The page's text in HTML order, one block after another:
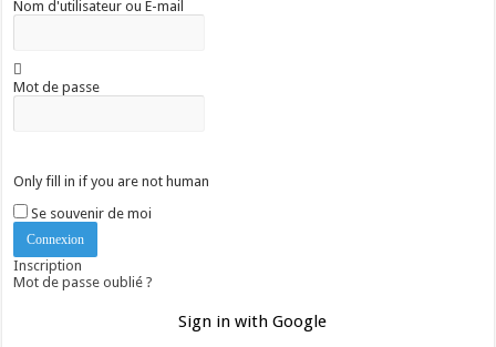
Nom d'utilisateur ou E-mail
Mot de passe
Only fill in if you are not human
Se souvenir de moi
Inscription
Mot de passe oublié ?
Sign in with Google